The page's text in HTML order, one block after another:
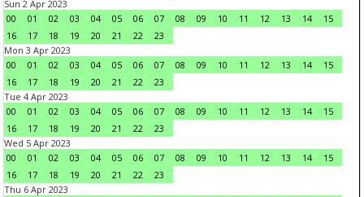
Sun 2 Apr 2023
00
01 02 03 04 05 06 07 08 09 10 11 12 13 14
15
16
17 18 19 20 21 22
23
Mon 3 Apr 2023
00
01 02 03 04 05 06 07 08 09 10 11 12 13 14
15
16
17 18 19 20 21 22
23
Tue 4 Apr 2023
00
01 02 03 04 05 06 07 08 09 10 11 12 13 14
15
16
17 18 19 20 21 22
23
Wed 5 Apr 2023
00
01 02 03 04 05 06 07 08 09 10 11 12 13 14
15
16
17 18 19 20 21 22
23
Thu 6 Apr 2023